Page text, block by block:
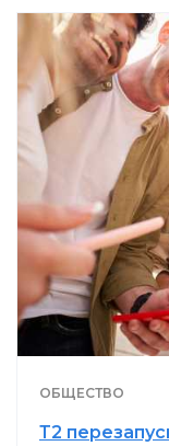
ОБЩЕСТВО
Т2